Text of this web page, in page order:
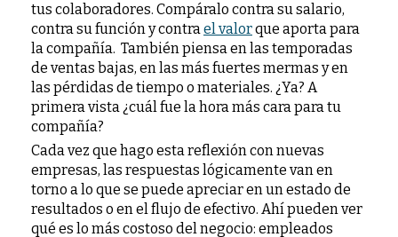
tus colaboradores. Compáralo contra su salario,
contra su función y contrael valorque aporta para
la compañía. También piensa en las temporadas
de ventas bajas, en las más fuertes mermas y en
las pérdidas de tiempo o materiales. ¿Ya? A
primera vista ¿cuál fue la hora más cara para tu
compañía?
Cada vez que hago esta reflexión con nuevas
empresas, las respuestas lógicamente van en
torno a lo que se puede apreciar en un estado de
resultados o en el flujo de efectivo. Ahí pueden ver
qué es lo más costoso del negocio: empleados